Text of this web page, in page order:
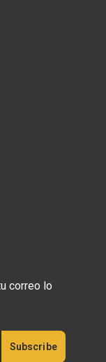
correo lo